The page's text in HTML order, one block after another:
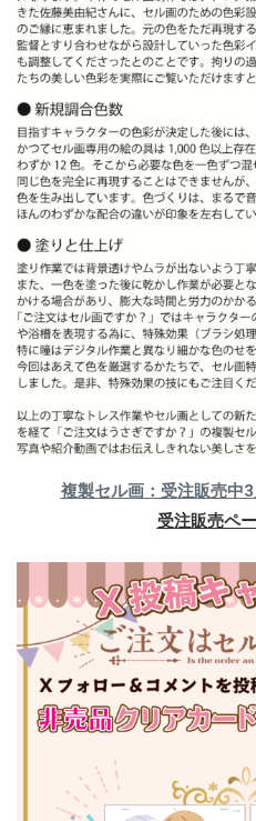
複製セル画：受注販売中
受注販売ペ